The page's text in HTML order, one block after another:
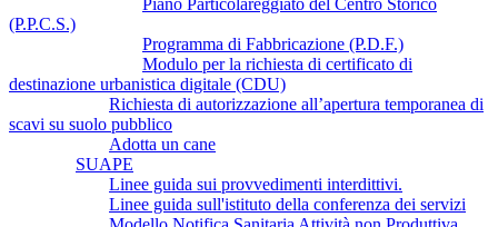
(P.P.C.S.)
Programma di Fabbricazione (P.D.F.)
Modulo per la richiesta di certificato di
destinazione urbanistica digitale (CDU)
Richiesta di autorizzazione all’apertura temporanea di
scavi su suolo pubblico
Adotta un cane
SUAPE
Linee guida sui provvedimenti interdittivi.
Linee guida sull'istituto della conferenza dei servizi